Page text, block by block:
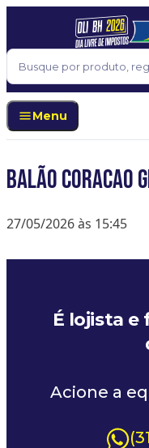
Pular para o conteúdo
Buscar
Menu
BALÃO CORACAO
27/05/2026 às 15:45
É lojista
Acione a